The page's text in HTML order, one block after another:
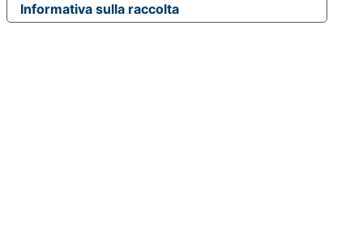
Informativa sulla raccolta